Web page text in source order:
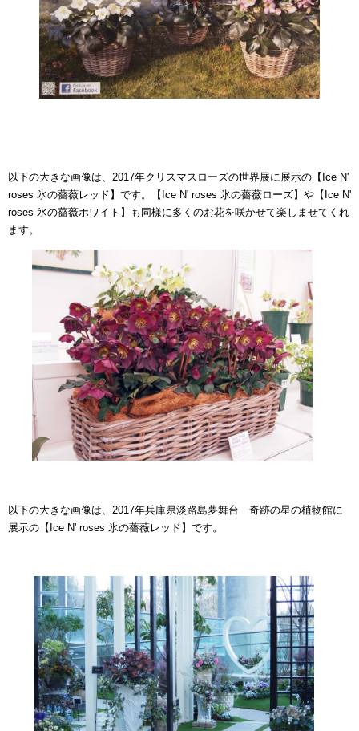
以下の大きな画像は、2017年クリスマスローズの世界展に展示の【Ice N'
roses 氷の薔薇レッド】です。【Ice N' roses 氷の薔薇ローズ】や【Ice N'
roses 氷の薔薇ホワイト】も同様に多くのお花を咲かせて楽しませてくれ
ます。
以下の大きな画像は、2017年兵庫県淡路島夢舞台 奇跡の星の植物館に
展示の【Ice N' roses 氷の薔薇レッド】です。